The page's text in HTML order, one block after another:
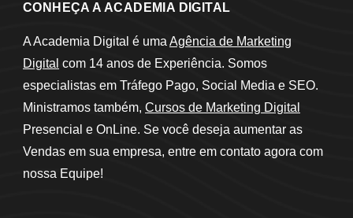
CONHEÇA A ACADEMIA DIGITAL
A Academia Digital é uma Agência de Marketing
Digital com 14 anos de Experiência. Somos
especialistas em Tráfego Pago, Social Media e SEO.
Ministramos também, Cursos de Marketing Digital
Presencial e OnLine. Se você deseja aumentar as
Vendas em sua empresa, entre em contato agora com
nossa Equipe!